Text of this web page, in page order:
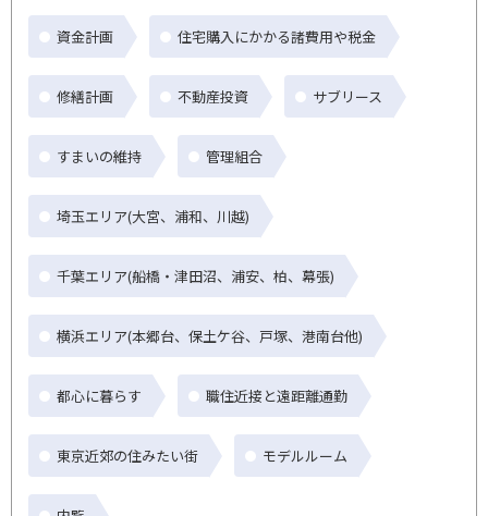
資金計画 住宅購入にかかる諸費用や税金
修繕計画 不動産投資 サブリース
すまいの維持 管理組合
埼玉エリア(大宮、浦和、川越)
千葉エリア(船橋・津田沼、浦安、柏、幕張)
横浜エリア(本郷台、保土ケ谷、戸塚、港南台他)
都心に暮らす 職住近接と遠距離通勤
東京近郊の住みたい街 モデルルーム